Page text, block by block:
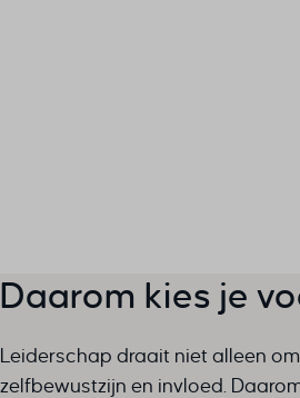
Daarom kies je
Leiderschap draait niet alleen
zelfbewustzijn en invloed.